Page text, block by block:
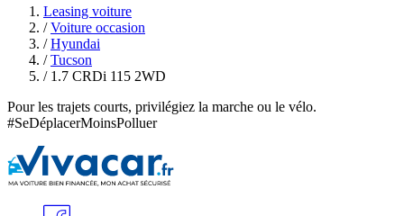
Leasing voiture
/ Voiture occasion
/ Hyundai
/ Tucson
/ 1.7 CRDi 115 2WD
Pour les trajets courts, privilégiez la marche ou le vélo.
#SeDéplacerMoinsPolluer